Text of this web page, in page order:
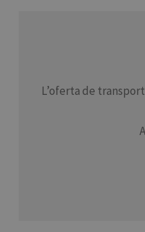
L’oferta de